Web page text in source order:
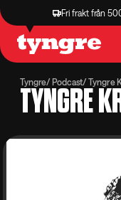
Fri frakt från
Butik Recept
Tyngre Podcast Tyngre
TYNGRE